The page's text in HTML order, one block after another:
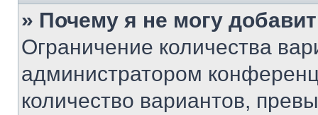
» Почему я не могу
Ограничение количества
администратором
количество вариантов,